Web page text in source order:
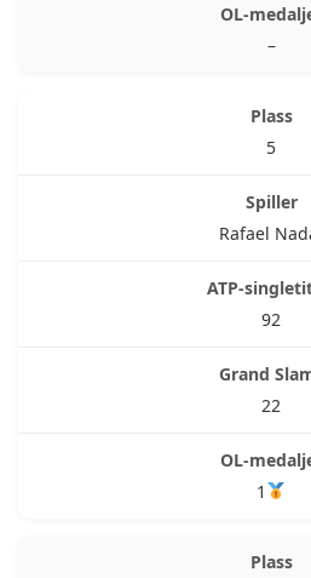
–
5
Rafael
92
22
1